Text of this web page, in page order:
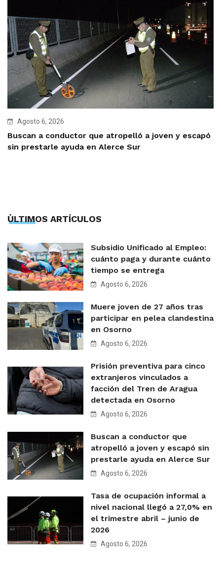
Agosto 6, 2026
Buscan a conductor que atropelló a joven y escapó
sin prestarle ayuda en Alerce Sur
ÙLTIMOS ARTÍCULOS
Subsidio Unificado al Empleo:
cuánto paga y durante cuánto
tiempo se entrega
Agosto 6, 2026
Muere joven de 27 años tras
participar en pelea clandestina
en Osorno
Agosto 6, 2026
Prisión preventiva para cinco
extranjeros vinculados a
facción del Tren de Aragua
detectada en Osorno
Agosto 6, 2026
Buscan a conductor que
atropelló a joven y escapó sin
prestarle ayuda en Alerce Sur
Agosto 6, 2026
Tasa de ocupación informal a
nivel nacional llegó a 27,0% en
el trimestre abril – junio de
2026
Agosto 6, 2026